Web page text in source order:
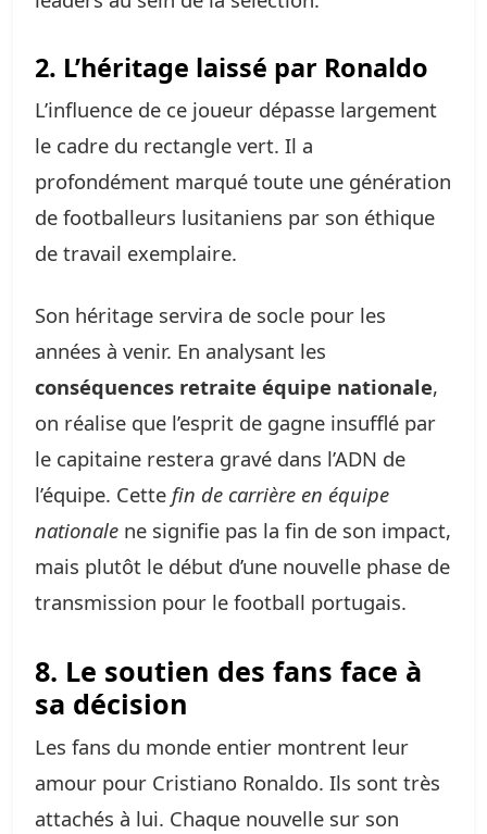
2. L’héritage laissé par Ronaldo
L’influence de ce joueur dépasse largement
le cadre du rectangle vert. Il a
profondément marqué toute une génération
de footballeurs lusitaniens par son éthique
de travail exemplaire.
Son héritage servira de socle pour les
années à venir. En analysant les
conséquences retraite équipe nationale,
on réalise que l’esprit de gagne insufflé par
le capitaine restera gravé dans l’ADN de
l’équipe. Cette fin de carrière en équipe
nationale ne signifie pas la fin de son impact,
mais plutôt le début d’une nouvelle phase de
transmission pour le football portugais.
8. Le soutien des fans face à
sa décision
Les fans du monde entier montrent leur
amour pour Cristiano Ronaldo. Ils sont très
attachés à lui. Chaque nouvelle sur son